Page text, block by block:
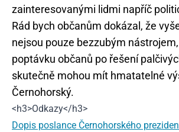
zainteresovanými lidmi napříč
Rád bych občanům dokázal, že
nejsou pouze bezzubým
poptávku občanů po řešení
skutečně mohou mít hmatatelné
Černohorský.
<h3>Odkazy</h3>
Dopis poslance Černohorského